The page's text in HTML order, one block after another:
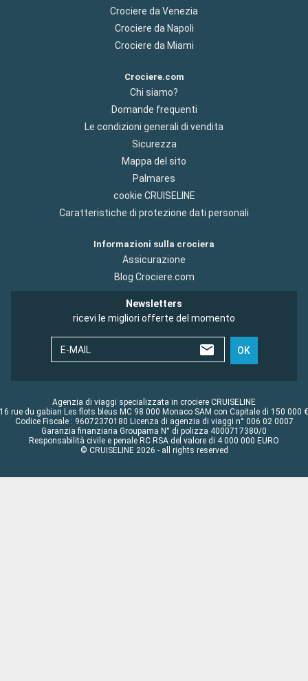
Crociere da Venezia
Crociere da Napoli
Crociere da Miami
Crociere.com
Chi siamo?
Domande frequenti
Le condizioni generali di vendita
Sicurezza
Mappa del sito
Palmares
cookie CRUISELINE
Caratteristiche di protezione dati personali
Informazioni sulla crociera
Assicurazione
Blog Crociere.com
Newsletters
ricevi le migliori offerte del momento
E-MAIL OK
Agenzia di viaggi specializzata in crociere CRUISELINE
16 rue du gabian Les flots bleus MC 98 000 Monaco SAM con Capitale di 150 000 €
Codice Fiscale : 96072370180 Licenza di agenzia di viaggi n° 006 02 0007
Garanzia finanziaria Groupama N° di polizza 4000717380/0
Responsabilità civile e penale RC RSA del valore di 4 000 000 EURO
© CRUISELINE 2026 - all rights reserved